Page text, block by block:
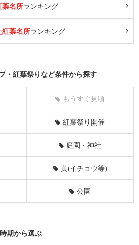
葉名所ランキング
紅葉名所ランキング
・紅葉祭りなど条件から探す
もうすぐ見頃
紅葉祭り開催
庭園・神社
黄(イチョウ等)
公園
期から選ぶ